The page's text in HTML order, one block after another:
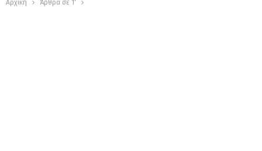
Αρχική Άρθρα σε 1'